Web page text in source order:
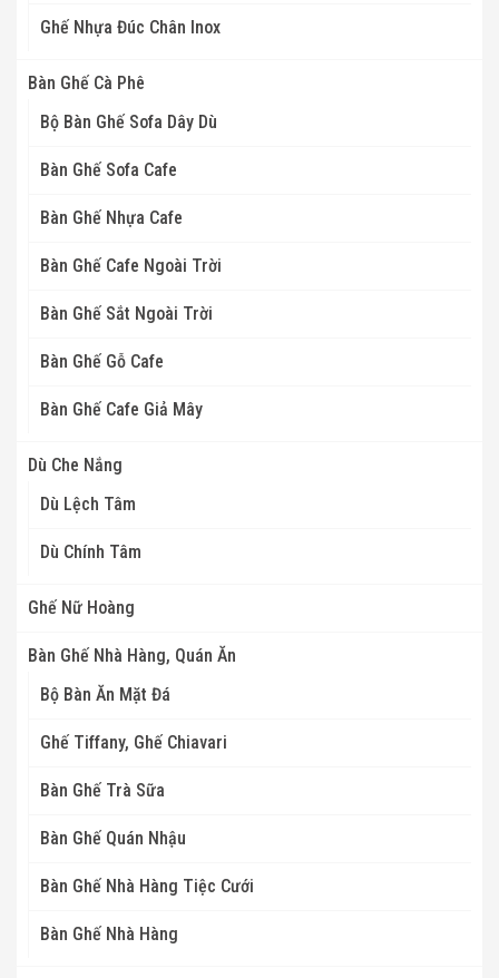
Ghế Nhựa Đúc Chân Inox
Bàn Ghế Cà Phê
Bộ Bàn Ghế Sofa Dây Dù
Bàn Ghế Sofa Cafe
Bàn Ghế Nhựa Cafe
Bàn Ghế Cafe Ngoài Trời
Bàn Ghế Sắt Ngoài Trời
Bàn Ghế Gỗ Cafe
Bàn Ghế Cafe Giả Mây
Dù Che Nắng
Dù Lệch Tâm
Dù Chính Tâm
Ghế Nữ Hoàng
Bàn Ghế Nhà Hàng, Quán Ăn
Bộ Bàn Ăn Mặt Đá
Ghế Tiffany, Ghế Chiavari
Bàn Ghế Trà Sữa
Bàn Ghế Quán Nhậu
Bàn Ghế Nhà Hàng Tiệc Cưới
Bàn Ghế Nhà Hàng